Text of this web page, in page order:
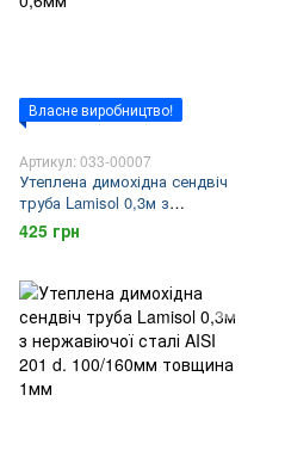
Власне виробництво!
Артикул: 033-00007
Утеплена димохідна сендвіч
труба Lamisol 0,3м з
нержавіючої сталі AISI 201 d.
100/160мм товщина 0,6мм
425 грн